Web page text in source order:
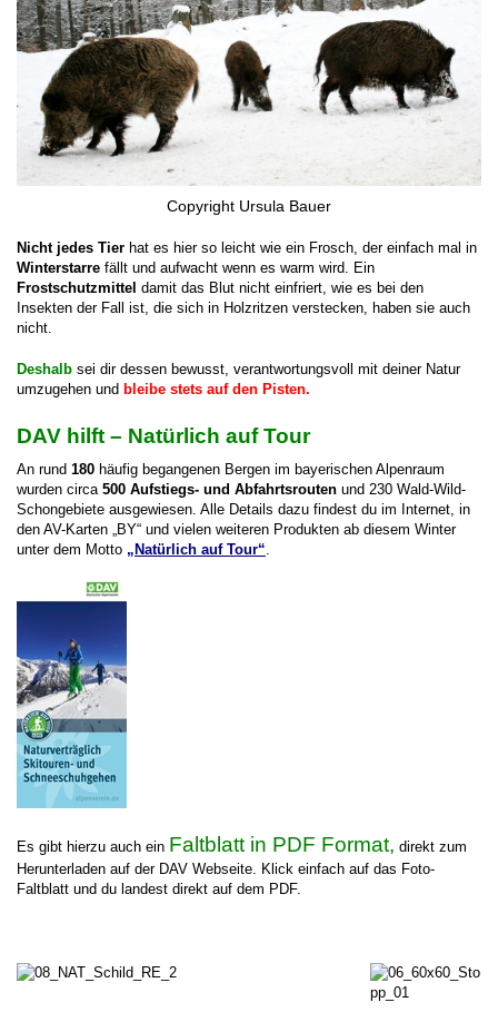
Copyright Ursula Bauer
Nicht jedes Tier hat es hier so leicht wie ein Frosch, der einfach mal in
Winterstarre fällt und aufwacht wenn es warm wird. Ein
Frostschutzmittel damit das Blut nicht einfriert, wie es bei den
Insekten der Fall ist, die sich in Holzritzen verstecken, haben sie auch
nicht.
Deshalb sei dir dessen bewusst, verantwortungsvoll mit deiner Natur
umzugehen und bleibe stets auf den Pisten.
DAV hilft – Natürlich auf Tour
An rund 180 häufig begangenen Bergen im bayerischen Alpenraum
wurden circa 500 Aufstiegs- und Abfahrtsrouten und 230 Wald-Wild-
Schongebiete ausgewiesen. Alle Details dazu findest du im Internet, in
den AV-Karten „BY“ und vielen weiteren Produkten ab diesem Winter
unter dem Motto „Natürlich auf Tour“
Es gibt hierzu auch ein Faltblatt in PDF Format, direkt zum
Herunterladen auf der DAV Webseite. Klick einfach auf das Foto-
Faltblatt und du landest direkt auf dem PDF.